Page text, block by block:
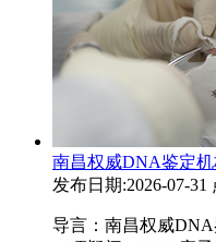
南昌权威DNA鉴定
发布日期:2026-07-31
导言：南昌权威